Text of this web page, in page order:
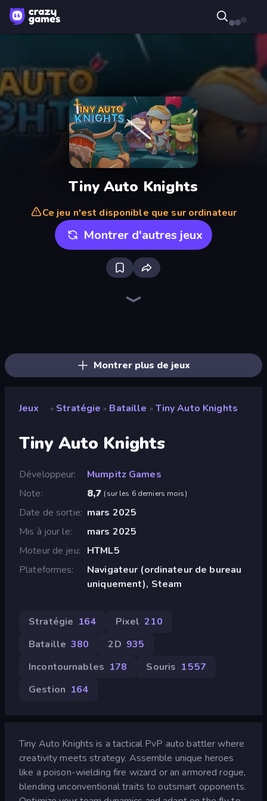
Tiny Auto Knights
Ce jeu n'est disponible que sur ordinateur
Montrer d'autres jeux
Montrer plus de jeux
Jeux » Stratégie » Bataille » Tiny Auto Knights
Tiny Auto Knights
Développeur
Mumpitz Games
Note
8,7 (sur les 6 derniers mois)
Date de sortie mars 2025
Mis à jour le
mars 2025
Moteur de jeu
HTML5
Plateformes
Navigateur (ordinateur de bureau
uniquement), Steam
Stratégie 164 Pixel 210
Bataille 380 2D 935
Incontournables 178 Souris 1 557
Gestion 164
Tiny Auto Knights is a tactical PvP auto battler where
creativity meets strategy. Assemble unique heroes
like a poison-wielding fire wizard or an armored rogue,
blending unconventional traits to outsmart opponents.